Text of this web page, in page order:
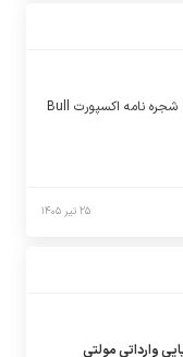
توله بول تریرهای وارداتی با شجره نامه اکسپورت Bull
۲۵ تیر ۱۴۰۵
وارداتی مولتی